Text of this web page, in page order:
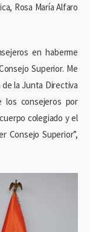
Rosa María Alfaro
en haberme
Superior. Me
la Junta Directiva
los consejeros por
colegiado y el
Consejo Superior”,